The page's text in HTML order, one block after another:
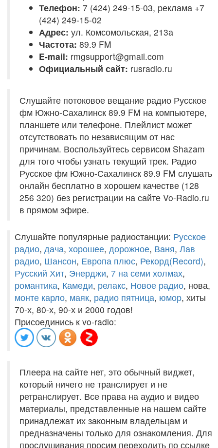
Телефон: 7 (424) 249-15-03, реклама +7
(424) 249-15-02
Адрес: ул. Комсомольская, 213а
Частота: 89.9 FM
E-mail: rmgsupport@gmail.com
Официальный сайт: rusradio.ru
Слушайте потоковое вещание радио Русское
фм Южно-Сахалинск 89.9 FM на компьютере,
планшете или телефоне. Плейлист может
отсутствовать по независящим от нас
причинам. Воспользуйтесь сервисом Shazam
для того чтобы узнать текущий трек. Радио
Русское фм Южно-Сахалинск 89.9 FM слушать
онлайн бесплатно в хорошем качестве (128
256 320) без регистрации на сайте Vo-Radio.ru
в прямом эфире.
Слушайте популярные радиостанции: Русское
радио, дача, хорошее, дорожное, Ваня, Лав
радио, Шансон, Европа плюс, Рекорд(Record),
Русский Хит, Энерджи, 7 на семи холмах,
романтика, Камеди, релакс, Новое радио, нова,
монте карло, маяк, радио пятница, юмор, хиты
70-х, 80-х, 90-х и 2000 годов!
Присоединись к vo-radio:
Плеера на сайте нет, это обычный виджет,
который ничего не транслирует и не
ретранслирует. Все права на аудио и видео
материалы, представленные на нашем сайте
принадлежат их законным владельцам и
предназначены только для ознакомления. Для
прослушивания просим переходить по ссылке